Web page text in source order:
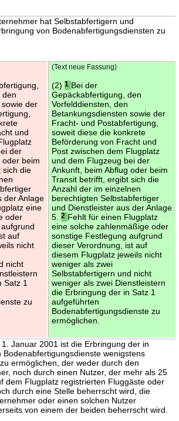
hat Selbstabfertigern und
von Bodenabfertigungsdiensten zu
den
der
und
der
oder beim
sich die
der Anlage
eine
oder
auf
nicht
nicht
Satz 1
zu
(Text neue Fassung)
(2) 1 Bei der
Gepäckabfertigung, den
Vorfelddiensten, den
Betankungsdiensten sowie der
Fracht- und Postabfertigung,
soweit diese die konkrete
Beförderung von Fracht und
Post zwischen dem Flugplatz
und dem Flugzeug bei der
Ankunft, beim Abflug oder beim
Transit betrifft, ergibt sich die
Anzahl der im einzelnen
berechtigten Selbstabfertiger
und Dienstleister aus der Anlage
5.
2 Fehlt für einen Flugplatz
eine solche zahlenmäßige oder
sonstige Festlegung aufgrund
dieser Verordnung, ist auf
diesem Flugplatz jeweils nicht
weniger als zwei
Selbstabfertigern und nicht
weniger als zwei Dienstleistern
die Erbringung der in Satz 1
aufgeführten
Bodenabfertigungsdienste zu
ermöglichen.
Januar 2001 ist die Erbringung der in
Bodenabfertigungsdienste wenigstens
ermöglichen, der weder durch den
noch durch einen Nutzer, der mehr als 25
dem Flugplatz registrierten Fluggäste oder
durch eine Stelle beherrscht wird, die
oder einen solchen Nutzer
von einem der beiden beherrscht wird.